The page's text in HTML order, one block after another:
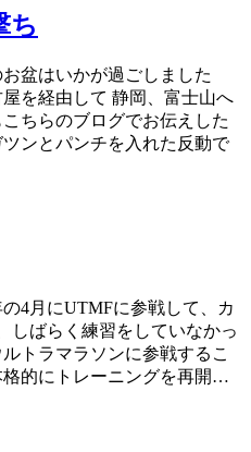
ち
盆はいかが過ごしました
を経由して 静岡、富士山へ
ちらのブログでお伝えした
ンとパンチを入れた反動で
4月にUTMFに参戦して、カ
しばらく練習をしていなかっ
トラマラソンに参戦するこ
的にトレーニングを再開…